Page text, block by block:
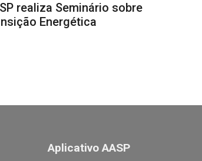
realiza Seminário sobre
Energética
Aplicativo AASP